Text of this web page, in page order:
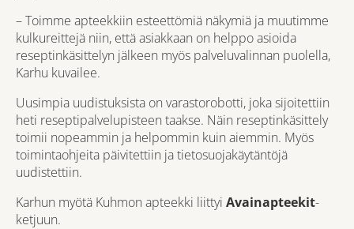
– Toimme apteekkiin esteettömiä näkymiä ja muutimme
kulkureittejä niin, että asiakkaan on helppo asioida
reseptinkäsittelyn jälkeen myös palveluvalinnan puolella,
Karhu kuvailee.
Uusimpia uudistuksista on varastorobotti, joka sijoitettiin
heti reseptipalvelupisteen taakse. Näin reseptinkäsittely
toimii nopeammin ja helpommin kuin aiemmin. Myös
toimintaohjeita päivitettiin ja tietosuojakäytäntöjä
uudistettiin.
Karhun myötä Kuhmon apteekki liittyi Avainapteekit-
ketjuun.